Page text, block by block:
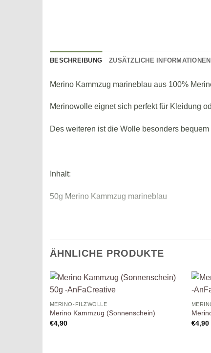
BESCHREIBUNG ZUSÄTZLICHE INFORMATIONEN
Merino Kammzug marineblau aus 100%
Merinowolle eignet sich perfekt für Kleidung
Des weiteren ist die Wolle besonders
Inhalt:
50g Merino Kammzug marineblau
ÄHNLICHE PRODUKTE
MERINO-FILZWOLLE
Merino Kammzug (Sonnenschein)
€4,90
€4,90